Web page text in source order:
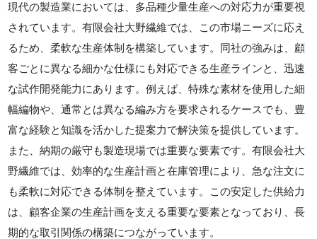
現代の製造業においては、多品種少量生産への対応力が重要視
されています。有限会社大野繊維では、この市場ニーズに応え
るため、柔軟な生産体制を構築しています。同社の強みは、顧
客ごとに異なる細かな仕様にも対応できる生産ラインと、迅速
な試作開発能力にあります。例えば、特殊な素材を使用した細
幅編物や、通常とは異なる編み方を要求されるケースでも、豊
富な経験と知識を活かした提案力で解決策を提供しています。
また、納期の厳守も製造現場では重要な要素です。有限会社大
野繊維では、効率的な生産計画と在庫管理により、急な注文に
も柔軟に対応できる体制を整えています。この安定した供給力
は、顧客企業の生産計画を支える重要な要素となっており、長
期的な取引関係の構築につながっています。